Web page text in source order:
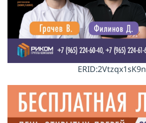
ERID:2Vtzqx1sK9n